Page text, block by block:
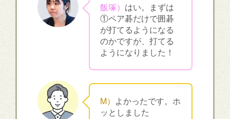
飯塚） はい。まずは
①ペア碁だけで囲碁
が打てるようになる
のかですが、打てる
ようになりました！
M） よかったです。ホ
ッとしました